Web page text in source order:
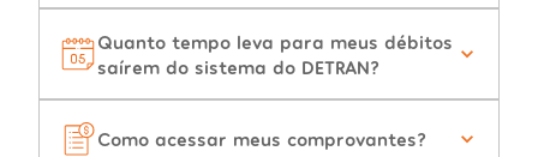
Quanto tempo leva para meus débitos
saírem do sistema do DETRAN?
Como acessar meus comprovantes?